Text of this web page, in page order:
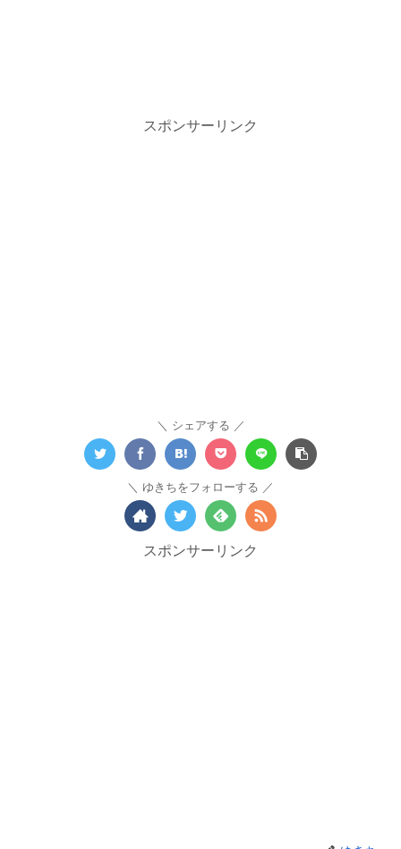
スポンサーリンク
シェアする
ゆきちをフォローする
スポンサーリンク